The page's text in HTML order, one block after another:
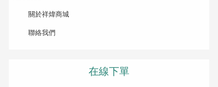
關於祥煒商城
聯絡我們
在線下單